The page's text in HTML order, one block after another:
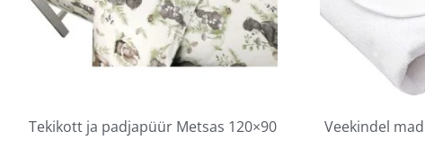
Tekikott ja padjapüür Metsas 120×90 Veekindel